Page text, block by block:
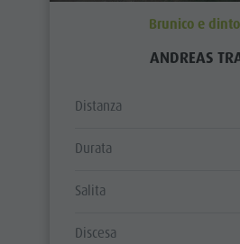
Brunico e
ANDREAS
Distanza
Durata
Salita
Discesa